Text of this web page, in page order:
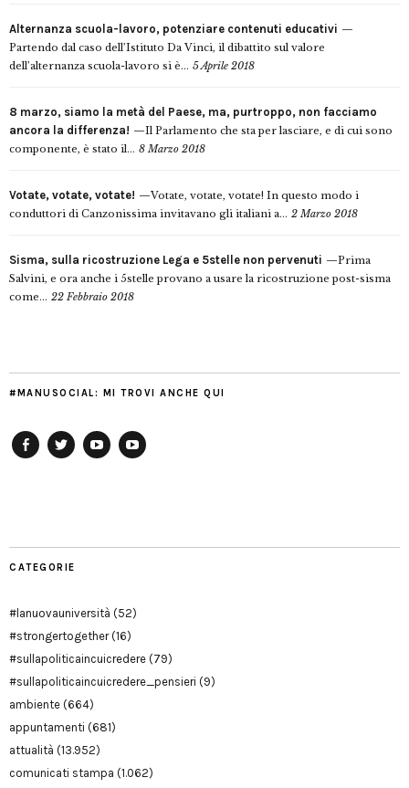
Alternanza scuola-lavoro, potenziare contenuti educativi
Partendo dal caso dell’Istituto Da Vinci, il dibattito sul valore
dell’alternanza scuola-lavoro si è... 5 Aprile 2018
8 marzo, siamo la metà del Paese, ma, purtroppo, non facciamo
ancora la differenza!
Il Parlamento che sta per lasciare, e di cui sono
componente, è stato il... 8 Marzo 2018
Votate, votate, votate!
Votate, votate, votate! In questo modo i
conduttori di Canzonissima invitavano gli italiani a... 2 Marzo 2018
Sisma, sulla ricostruzione Lega e 5stelle non pervenuti
Prima
Salvini, e ora anche i 5stelle provano a usare la ricostruzione post-sisma
come... 22 Febbraio 2018
#MANUSOCIAL: MI TROVI ANCHE QUI
CATEGORIE
#lanuovauniversità (52)
#strongertogether(16)
#sullapoliticaincuicredere (79)
#sullapoliticaincuicredere_pensieri (9)
ambiente (664)
appuntamenti (681)
attualità (13.952)
comunicati stampa (1.062)